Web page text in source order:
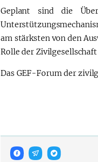
Geplant sind die
am stärksten von den
Rolle der
Das GEF-Forum der